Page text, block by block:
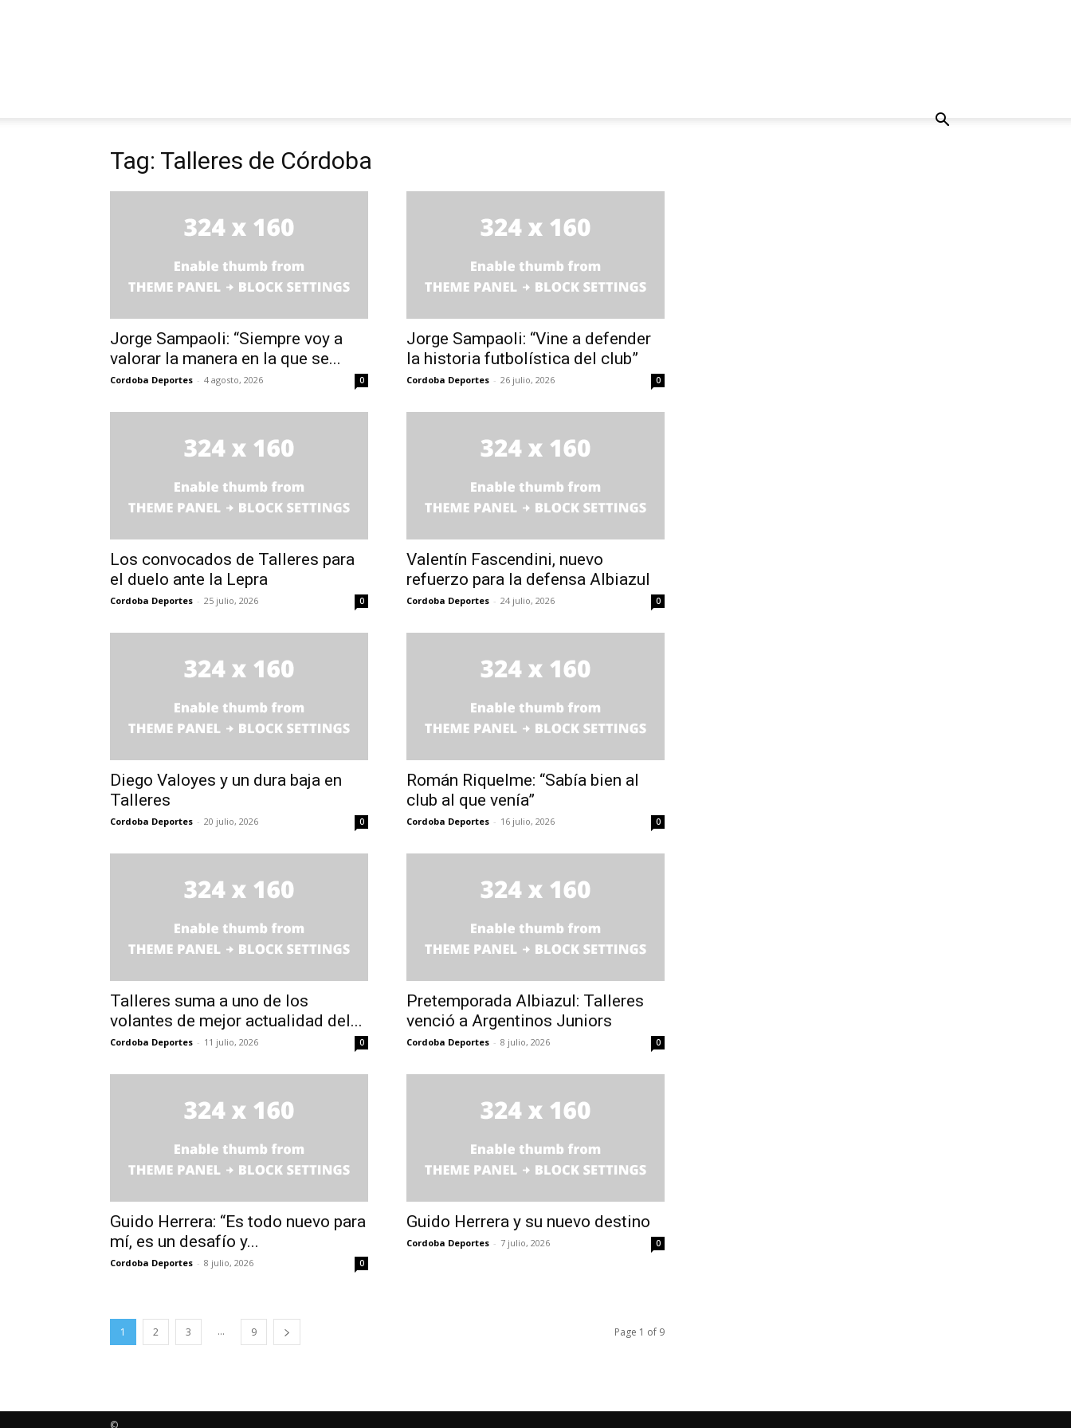
Tag: Talleres de Córdoba
Jorge Sampaoli: “Siempre voy a
valorar la manera en la que se...
Cordoba Deportes - 4 agosto, 2026 0
Jorge Sampaoli: “Vine a defender
la historia futbolística del club”
Cordoba Deportes - 26 julio, 2026 0
Los convocados de Talleres para
el duelo ante la Lepra
Cordoba Deportes - 25 julio, 2026 0
Valentín Fascendini, nuevo
refuerzo para la defensa Albiazul
Cordoba Deportes - 24 julio, 2026 0
Diego Valoyes y un dura baja en
Talleres
Cordoba Deportes - 20 julio, 2026 0
Román Riquelme: “Sabía bien al
club al que venía”
Cordoba Deportes - 16 julio, 2026 0
Talleres suma a uno de los
volantes de mejor actualidad del...
Cordoba Deportes - 11 julio, 2026 0
Pretemporada Albiazul: Talleres
venció a Argentinos Juniors
Cordoba Deportes - 8 julio, 2026 0
Guido Herrera: “Es todo nuevo para
mí, es un desafío y...
Cordoba Deportes - 8 julio, 2026 0
Guido Herrera y su nuevo destino
Cordoba Deportes - 7 julio, 2026 0
1 2 3 ... 9 Page 1 of 9
©